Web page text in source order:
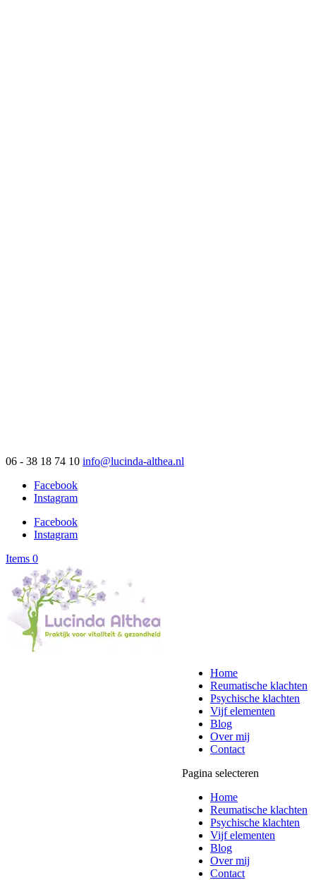
06 - 38 18 74 10 info@lucinda-althea.nl
Facebook
Instagram
Facebook
Instagram
Items 0
Home
Reumatische klachten
Psychische klachten
Vijf elementen
Blog
Over mij
Contact
Pagina selecteren
Home
Reumatische klachten
Psychische klachten
Vijf elementen
Blog
Over mij
Contact